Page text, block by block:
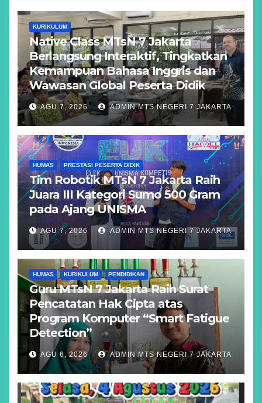
KURIKULUM
Native Class MTsN 7 Jakarta
Berlangsung Interaktif, Tingkatkan
Kemampuan Bahasa Inggris dan
Wawasan Global Peserta Didik
AGU 7, 2026 ADMIN MTS NEGERI 7 JAKARTA
HUMAS PRESTASI PESERTA DIDIK
Tim Robotik MTsN 7 Jakarta Raih
Juara III Kategori Sumo 500 Gram
pada Ajang UNISMA
AGU 7, 2026 ADMIN MTS NEGERI 7 JAKARTA
HUMAS KURIKULUM PENDIDIKAN
Guru MTsN 7 Jakarta Raih Surat
Pencatatan Hak Cipta atas
Program Komputer “Smart Fatigue
Detection”
AGU 6, 2026 ADMIN MTS NEGERI 7 JAKARTA